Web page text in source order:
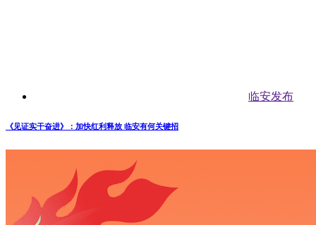
临安发布
《见证实干奋进》：加快红利释放 临安有何关键招